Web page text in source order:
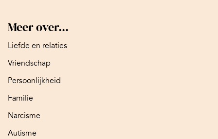
Meer over...
Liefde en relaties
Vriendschap
Persoonlijkheid
Familie
Narcisme
Autisme